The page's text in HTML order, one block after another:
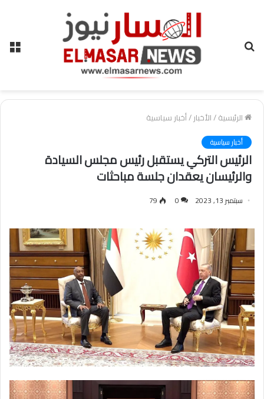
الرئيسية/الأخبار/أخبار سياسية
أخبار سياسية
الرئيس التركي يستقبل رئيس مجلس السيادة
والرئيسان يعقدان جلسة مباحثات
سبتمبر 13, 2023 0
79